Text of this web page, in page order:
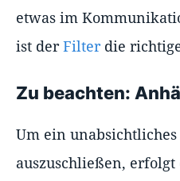
etwas im
ist derFilterdie
Zu beachten:
Um ein unabsichtliches
auszuschließen, erfolgt